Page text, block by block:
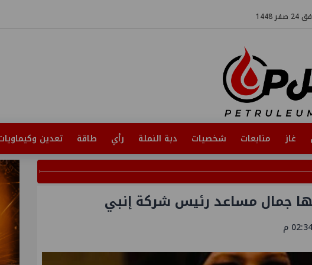
غاز متابعات شخصيات دبة النملة رأي طاقة تعدين
جمال مساعد رئيس شركة إنبي